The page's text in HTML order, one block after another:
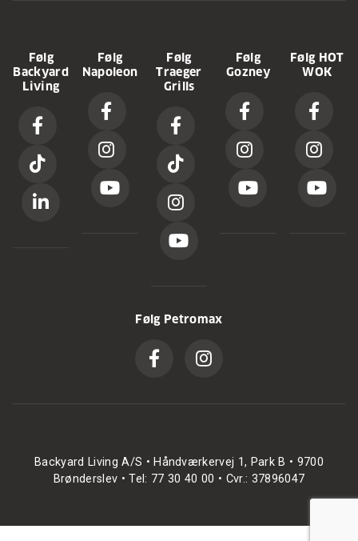
Følg
Backyard
Living
Følg
Napoleon
Følg
Traeger
Grills
Følg
Gozney
Følg HOT
WOK
Følg Petromax
Backyard Living A/S • Håndværkervej 1, Park B • 9700
Brønderslev • Tel: 77 30 40 00 • Cvr.: 37896047